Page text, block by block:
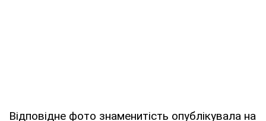
Відповідне фото знаменитість опублікувала на